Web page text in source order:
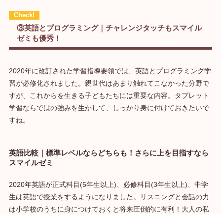
③英語とプログラミング｜チャレンジタッチもスマイル
ゼミも優秀！
2020年に改訂された学習指導要領では、英語とプログラミング学
習が必修化されました。親世代はあまり触れてこなかった分野で
すが、これからを生きる子どもたちには重要な内容。タブレット
学習ならではの強みを生かして、しっかり身に付けておきたいで
すね。
英語比較｜標準レベルならどちらも！さらに上を目指すなら
スマイルゼミ
2020年英語が正式科目(5年生以上)、必修科目(3年生以上)、中学
生は英語で授業をするようになりました。リスニングと会話の力
は小学校のうちに身につけておくと将来圧倒的に有利！大人の私